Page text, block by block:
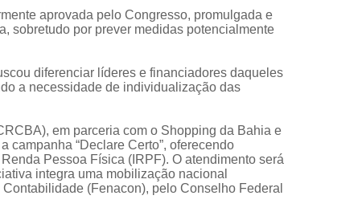
aprovada pelo Congresso, promulgada e
sobretudo por prever medidas potencialmente
diferenciar líderes e financiadores daqueles
a necessidade de individualização das
em parceria com o Shopping da Bahia e
campanha “Declare Certo”, oferecendo
Pessoa Física (IRPF). O atendimento será
integra uma mobilização nacional
(Fenacon), pelo Conselho Federal